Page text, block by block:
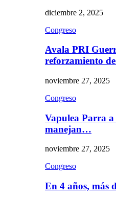
diciembre 2, 2025
Congreso
Avala PRI
reforzamiento
noviembre 27, 2025
Congreso
Vapulea Parra
manejan…
noviembre 27, 2025
Congreso
En 4 años, más